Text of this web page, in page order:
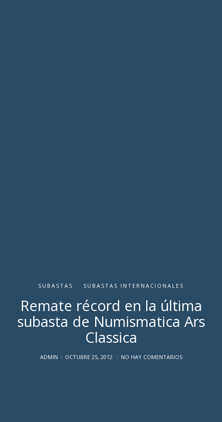
SUBASTAS SUBASTAS INTERNACIONALES
Remate récord en la última
subasta de Numismatica Ars
Classica
ADMIN OCTUBRE 25, 2012 NO HAY COMENTARIOS